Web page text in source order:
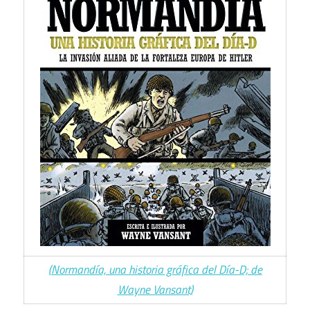
(Normandía, una historia gráfica del Día-D; de
Wayne Vansant)